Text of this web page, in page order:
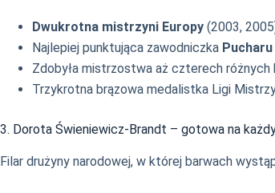
Dwukrotna mistrzyni Europy (2003,
Najlepiej punktująca zawodniczka
Zdobyła mistrzostwa aż czterech różnych
Trzykrotna brązowa medalistka Ligi
3. Dorota Świeniewicz-Brandt – gotowa na
Filar drużyny narodowej, w której barwach